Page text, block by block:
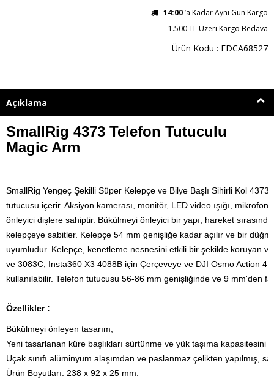
14:00’a Kadar Aynı Gün Kargo
1.500 TL Üzeri Kargo Bedava
Ürün Kodu : FDCA68527
Açıklama
SmallRig 4373 Telefon Tutuculu
Magic Arm
SmallRig Yengeç Şekilli Süper Kelepçe ve Bilye Başlı Sihirli Kol
tutucusu içerir. Aksiyon kamerası, monitör, LED video ışığı,
önleyici dişlere sahiptir. Bükülmeyi önleyici bir yapı, hareket
kelepçeye sabitler. Kelepçe 54 mm genişliğe kadar açılır ve bir
uyumludur. Kelepçe, kenetleme nesnesini etkili bir şekilde koruyan
ve 3083C, Insta360 X3 4088B için Çerçeveye ve DJI Osmo Action
kullanılabilir. Telefon tutucusu 56-86 mm genişliğinde ve 9 mm'den
Özellikler :
Bükülmeyi önleyen tasarım;
Yeni tasarlanan küre başlıkları sürtünme ve yük taşıma kapasitesini
Uçak sınıfı alüminyum alaşımdan ve paslanmaz çelikten yapılmış,
Ürün Boyutları: 238 x 92 x 25 mm.